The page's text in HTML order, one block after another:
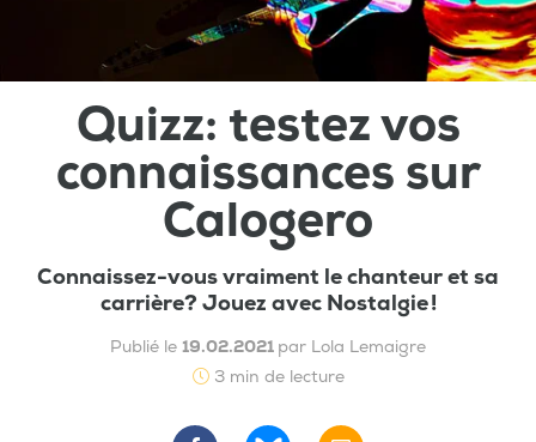
Quizz: testez vos
connaissances sur
Calogero
Connaissez-vous vraiment le chanteur et sa
carrière? Jouez avec Nostalgie !
Publié le 19.02.2021 par Lola Lemaigre
3 min de lecture